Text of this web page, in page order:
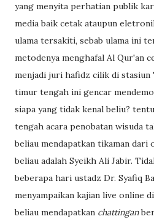
yang menyita perhatian publik
media baik cetak ataupun
ulama tersakiti, sebab ulama ini
metodenya menghafal Al Qur'an
menjadi juri hafidz cilik di stasiun
timur tengah ini gencar
siapa yang tidak kenal beliu?
tengah acara penobatan wisuda
beliau mendapatkan tikaman dari
beliau adalah Syeikh Ali Jabir.
beberapa hari ustadz Dr. Syafiq
menyampaikan kajian live online
beliau mendapatkan chattingan